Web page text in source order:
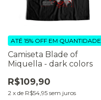
Camiseta Blade of
Miquella - dark colors
R$109,90
2 x de R$54,95 sem juros
ATÉ 15% OFF EM QUANTIDADE